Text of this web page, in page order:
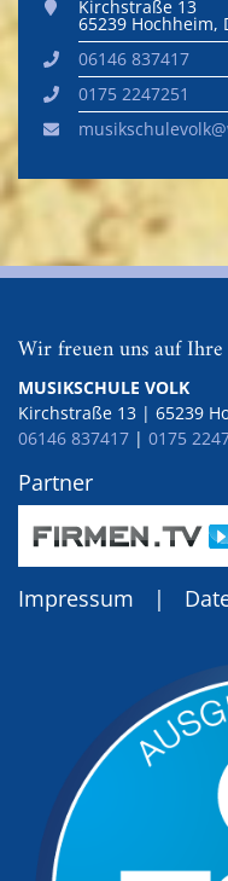
Kirchstraße 13
65239 Hochheim,
06146 837417
0175 2247251
Wir freuen uns auf
MUSIKSCHULE VOLK
Kirchstraße 13 | 65239
06146 837417 | 0175
Partner
Impressum |